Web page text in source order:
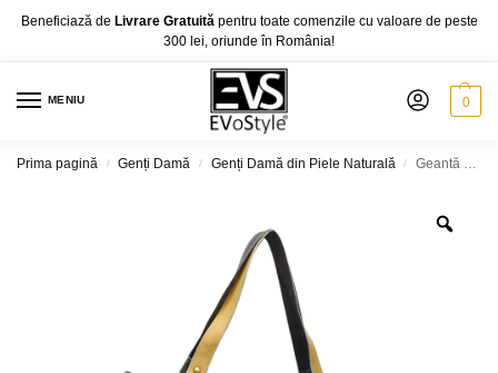
Beneficiază de Livrare Gratuită pentru toate comenzile cu valoare de peste
300 lei, oriunde în România!
MENIU 0
Prima pagină / Genți Damă / Genți Damă din Piele Naturală / Geantă damă piele naturală, multicoloră, model floral Jasmine 9962